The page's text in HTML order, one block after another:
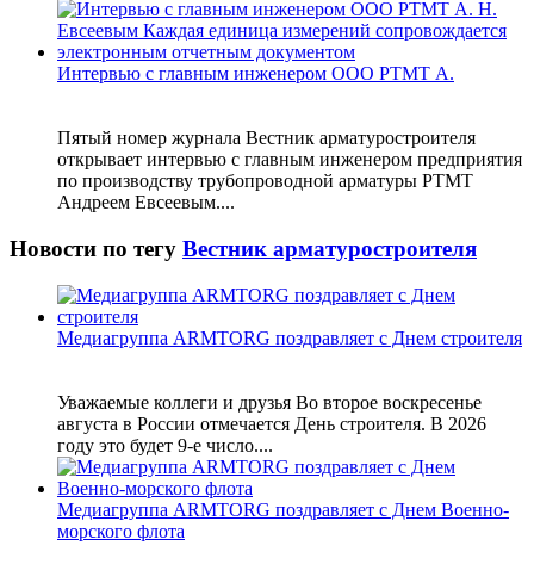
Интервью с главным инженером ООО РТМТ А.
Пятый номер журнала Вестник арматуростроителя
открывает интервью с главным инженером предприятия
по производству трубопроводной арматуры РТМТ
Андреем Евсеевым....
Новости по тегу Вестник арматуростроителя
Медиагруппа ARMTORG поздравляет с Днем строителя
Уважаемые коллеги и друзья Во второе воскресенье
августа в России отмечается День строителя. В 2026
году это будет 9-е число....
Медиагруппа ARMTORG поздравляет с Днем Военно-
морского флота